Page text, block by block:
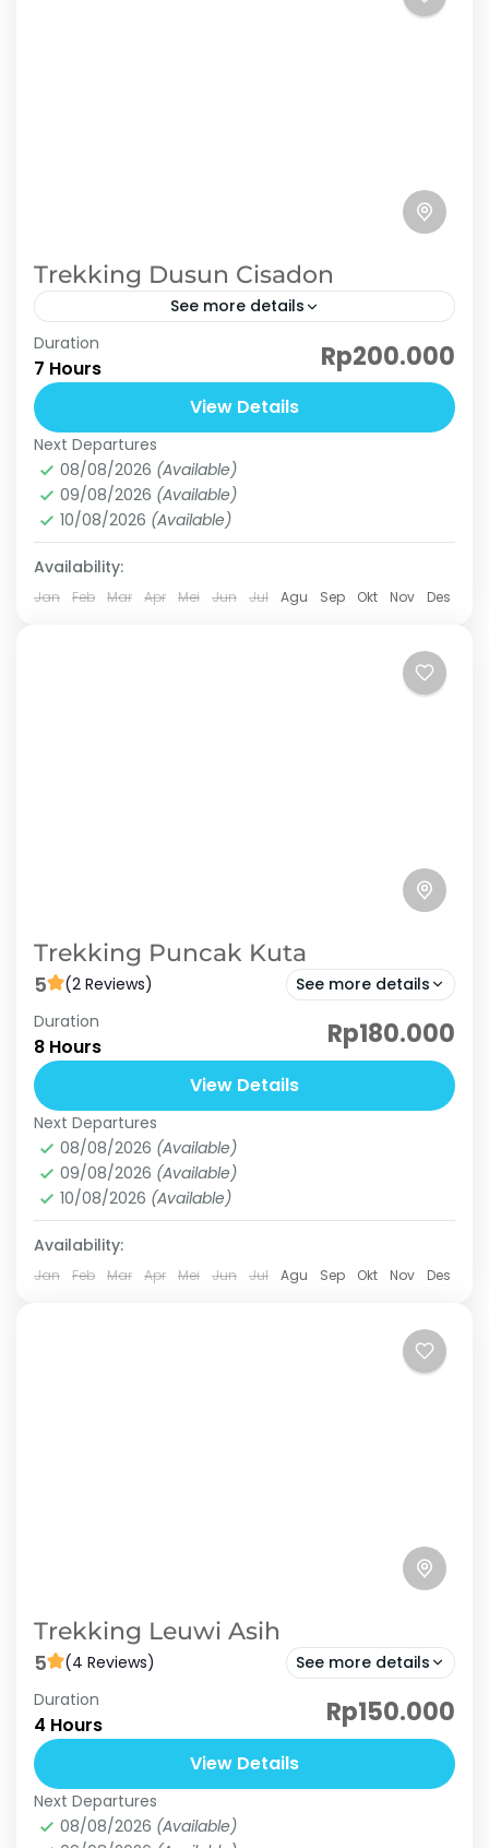
Trekking Dusun Cisadon
See more details
Dusun Cisadon atau Sentul dalem adalah surga
tersembunyi yang ada di sentul bogor. Tempat
yang masih asri belum banyak penghuni. Jika
anda datang ke dusun...
Dusun Cisadon
Hard
3 People
Duration
7 Hours Rp200.000
View Details
Next Departures
08/08/2026 (Available)
09/08/2026 (Available)
10/08/2026 (Available)
Availability:
Jan Feb Mar Apr Mei Jun Jul Agu Sep Okt Nov Des
Trekking Puncak Kuta
5 (2 Reviews) See more details
Jelajahi jalur trekking yang menantang dan
nikmati pemandangan alam hijau nan
memesona dari ketinggian. Cocok untuk
pecinta petualangan! Hanya 1 jam dari jakarta
sudah bisa...
Puncak Kuta
Medium
3 People
Duration
8 Hours Rp180.000
View Details
Next Departures
08/08/2026 (Available)
09/08/2026 (Available)
10/08/2026 (Available)
Availability:
Jan Feb Mar Apr Mei Jun Jul Agu Sep Okt Nov Des
Trekking Leuwi Asih
5 (4 Reviews) See more details
Curug Leuwi Asih adalah sebuah air terjun yang
terletak di kawasan wisata alam yang asri dan
menawan. Berlokasi di daerah Karang Tengah
Sentul yang dikelilingi oleh...
Curug Leuwi Asih
Basic
Duration
4 Hours Rp150.000
View Details
Next Departures
08/08/2026 (Available)